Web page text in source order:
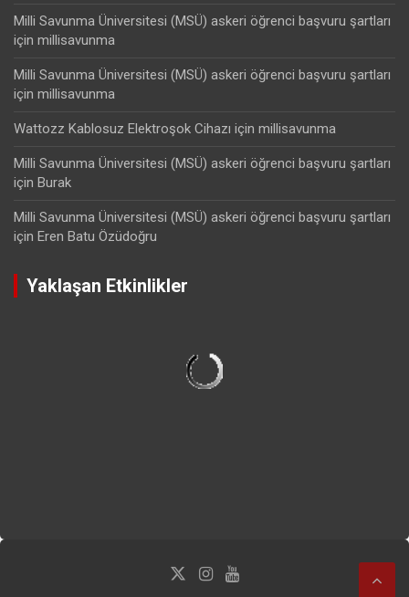
Milli Savunma Üniversitesi (MSÜ) askeri öğrenci başvuru şartları
için millisavunma
Milli Savunma Üniversitesi (MSÜ) askeri öğrenci başvuru şartları
için millisavunma
Wattozz Kablosuz Elektroşok Cihazı için millisavunma
Milli Savunma Üniversitesi (MSÜ) askeri öğrenci başvuru şartları
için Burak
Milli Savunma Üniversitesi (MSÜ) askeri öğrenci başvuru şartları
için Eren Batu Özüdoğru
Yaklaşan Etkinlikler